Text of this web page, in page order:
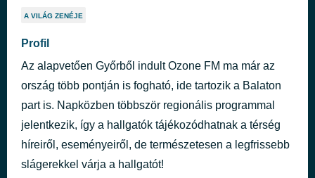
A VILÁG ZENÉJE
Profil
Az alapvetően Győrből indult Ozone FM ma már az
ország több pontján is fogható, ide tartozik a Balaton
part is. Napközben többször regionális programmal
jelentkezik, így a hallgatók tájékozódhatnak a térség
híreiről, eseményeiről, de természetesen a legfrissebb
slágerekkel várja a hallgatót!